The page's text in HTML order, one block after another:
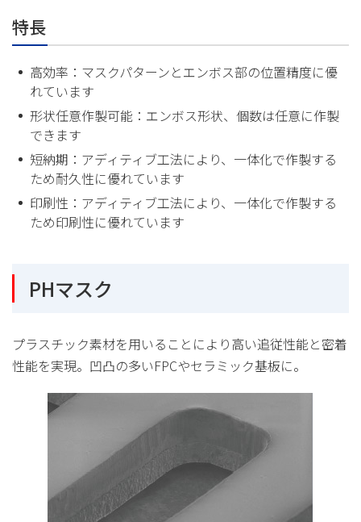
特長
高効率：マスクパターンとエンボス部の位置精度に優
れています
形状任意作製可能：エンボス形状、個数は任意に作製
できます
短納期：アディティブ工法により、一体化で作製する
ため耐久性に優れています
印刷性：アディティブ工法により、一体化で作製する
ため印刷性に優れています
PHマスク
プラスチック素材を用いることにより高い追従性能と密着
性能を実現。凹凸の多いFPCやセラミック基板に。